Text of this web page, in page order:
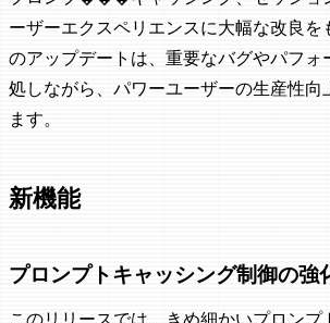
ーザーエクスペリエンスに大幅な改良を
のアップデートは、重要なバグやパフォ
処しながら、パワーユーザーの生産性向
ます。
新機能
プロンプトキャッシング制御の強